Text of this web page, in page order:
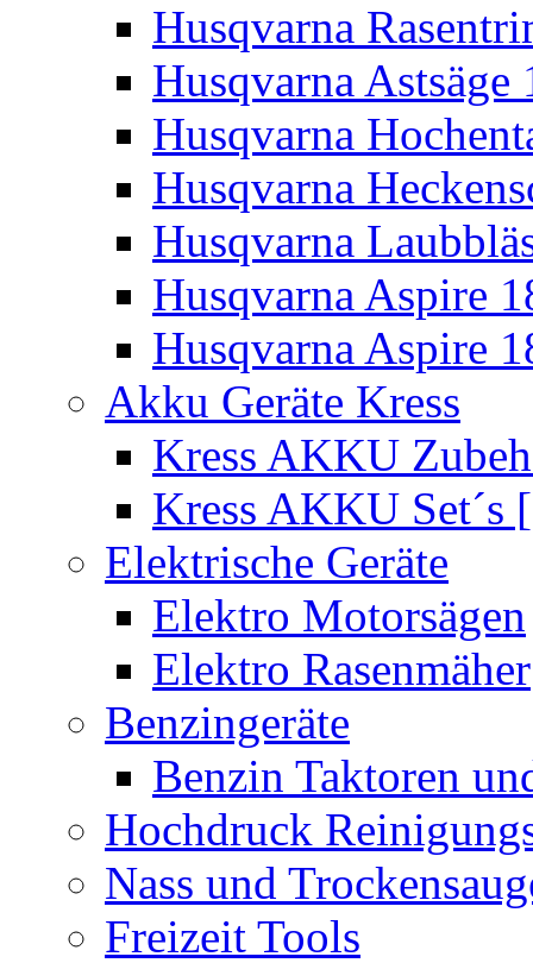
Husqvarna
Husqvarna
Husqvarna
Husqvarna
Husqvarna
Husqvarna Aspire
Husqvarna Aspire
Akku Geräte Kress
Kress AKKU
Kress AKKU Set´s
Elektrische Geräte
Elektro Motorsägen
Elektro Rasenmäher
Benzingeräte
Benzin Taktoren
Hochdruck
Nass und
Freizeit Tools